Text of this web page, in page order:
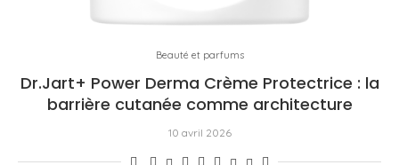
Beauté et parfums
Dr.Jart+ Power Derma Crème Protectrice : la
barrière cutanée comme architecture
10 avril 2026